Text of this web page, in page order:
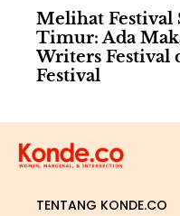
Melihat Festival
Timur: Ada
Writers Festival
Festival
TENTANG KONDE.CO